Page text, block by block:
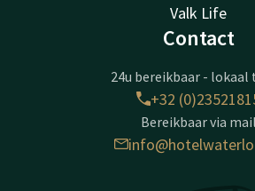
Valk Life
Contact
24u bereikbaar -
+32
Bereikbaar via mail